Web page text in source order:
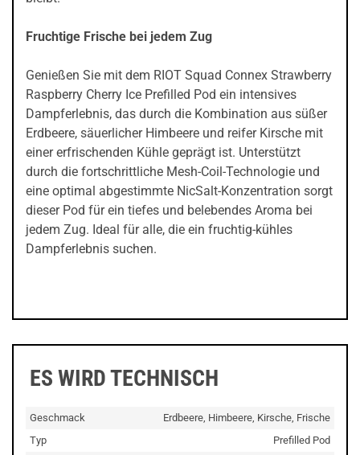
Fruchtige Frische bei jedem Zug
Genießen Sie mit dem RIOT Squad Connex Strawberry
Raspberry Cherry Ice Prefilled Pod ein intensives
Dampferlebnis, das durch die Kombination aus süßer
Erdbeere, säuerlicher Himbeere und reifer Kirsche mit
einer erfrischenden Kühle geprägt ist. Unterstützt
durch die fortschrittliche Mesh-Coil-Technologie und
eine optimal abgestimmte NicSalt-Konzentration sorgt
dieser Pod für ein tiefes und belebendes Aroma bei
jedem Zug. Ideal für alle, die ein fruchtig-kühles
Dampferlebnis suchen.
ES WIRD TECHNISCH
Geschmack
Erdbeere, Himbeere, Kirsche, Frische
Typ
Prefilled Pod